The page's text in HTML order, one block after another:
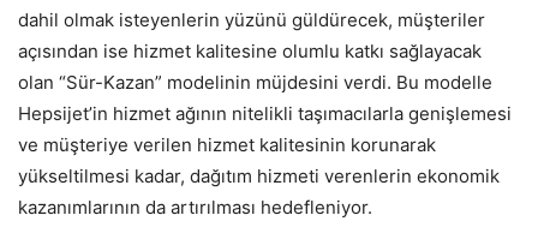
dahil olmak isteyenlerin yüzünü güldürecek, müşteriler
açısından ise hizmet kalitesine olumlu katkı sağlayacak
olan “Sür-Kazan” modelinin müjdesini verdi. Bu modelle
Hepsijet’in hizmet ağının nitelikli taşımacılarla genişlemesi
ve müşteriye verilen hizmet kalitesinin korunarak
yükseltilmesi kadar, dağıtım hizmeti verenlerin ekonomik
kazanımlarının da artırılması hedefleniyor.